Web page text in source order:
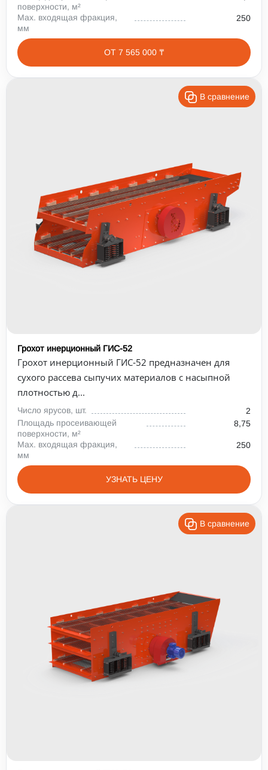
поверхности, м²
Max. входящая фракция,
мм
250
ОТ 7 565 000 ₸
В сравнение
Грохот инерционный ГИС-52
Грохот инерционный ГИС‑52 предназначен для
сухого рассева сыпучих материалов с насыпной
плотностью д...
Число ярусов, шт.
2
Площадь просеивающей
поверхности, м²
8,75
Max. входящая фракция,
мм
250
УЗНАТЬ ЦЕНУ
В сравнение